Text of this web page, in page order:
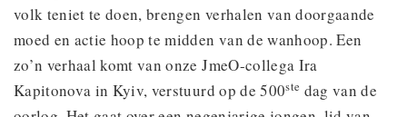
volk teniet te doen, brengen verhalen van doorgaande
moed en actie hoop te midden van de wanhoop. Een
zo’n verhaal komt van onze JmeO-collega Ira
Kapitonova in Kyiv, verstuurd op de 500ste dag van de